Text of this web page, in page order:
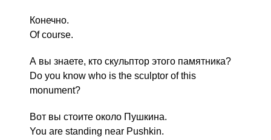
Конечно.
Of course.
А вы знаете, кто скульптор этого памятника?
Do you know who is the sculptor of this
monument?
Вот вы стоите около Пушкина.
You are standing near Pushkin.